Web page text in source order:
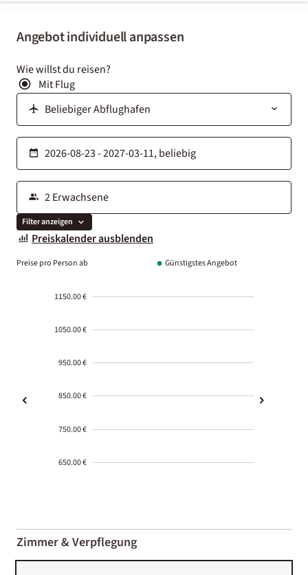
Angebot individuell anpassen
Wie willst du reisen?
Mit Flug
Filter anzeigen
Preiskalender ausblenden
Preise pro Person ab Günstigstes Angebot
1150.00 €
1050.00 €
950.00 €
850.00 €
750.00 €
650.00 €
01-02
Zimmer & Verpflegung